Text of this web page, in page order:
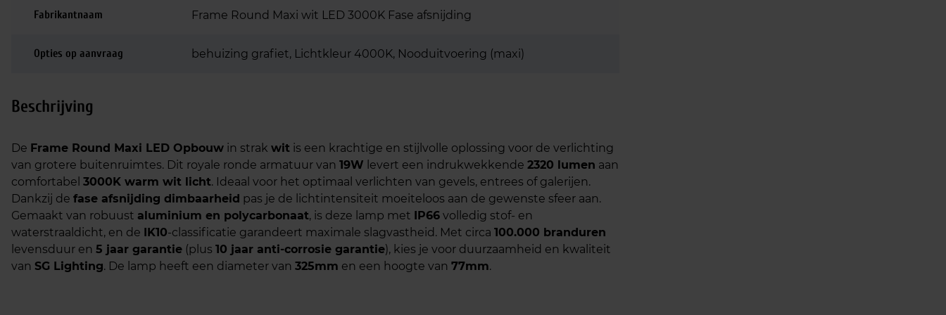
Fabrikantnaam Frame Round Maxi wit LED 3000K Fase afsnijding
Opties op aanvraag behuizing grafiet, Lichtkleur 4000K, Nooduitvoering (maxi)
Beschrijving
De Frame Round Maxi LED Opbouw in strak wit is een krachtige en stijlvolle oplossing voor de verlichting
van grotere buitenruimtes. Dit royale ronde armatuur van 19W levert een indrukwekkende 2320 lumen aan
comfortabel 3000K warm wit licht. Ideaal voor het optimaal verlichten van gevels, entrees of galerijen.
Dankzij de fase afsnijding dimbaarheid pas je de lichtintensiteit moeiteloos aan de gewenste sfeer aan.
Gemaakt van robuust aluminium en polycarbonaat, is deze lamp met IP66 volledig stof- en
waterstraaldicht, en de IK10-classificatie garandeert maximale slagvastheid. Met circa 100.000 branduren
levensduur en 5 jaar garantie (plus 10 jaar anti-corrosie garantie), kies je voor duurzaamheid en kwaliteit
van SG Lighting. De lamp heeft een diameter van 325mm en een hoogte van 77mm.